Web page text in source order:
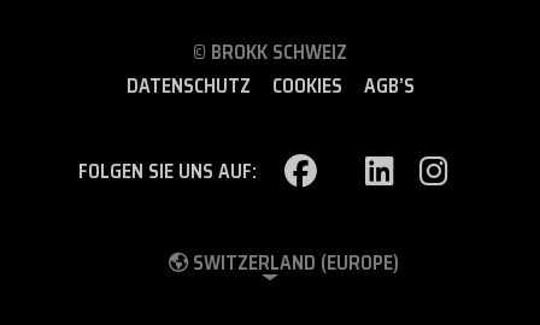
© BROKK SCHWEIZ
DATENSCHUTZ
COOKIES AGB’S
FOLGEN SIE UNS AUF:
SWITZERLAND (EUROPE)